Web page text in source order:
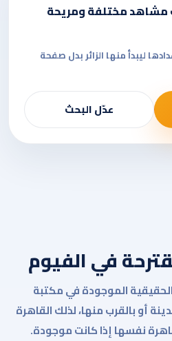
مشاهد مختلفة ومريحة
ليبدأ منها الزائر بدل صفحة
عدّل البحث
في الفيوم
الموجودة في مكتبة
أو بالقرب منها، لذلك القاهرة
نفسها إذا كانت موجودة.